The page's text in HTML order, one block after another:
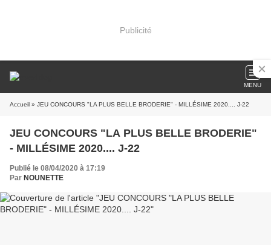
Publicité
MENU
Accueil » JEU CONCOURS "LA PLUS BELLE BRODERIE" - MILLÉSIME 2020.... J-22
JEU CONCOURS "LA PLUS BELLE BRODERIE"
- MILLÉSIME 2020.... J-22
Publié le 08/04/2020 à 17:19
Par NOUNETTE